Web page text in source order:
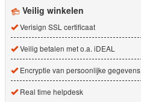
Veilig winkelen
Verisign SSL certificaat
Veilig betalen met o.a. iDEAL
Encryptie van persoonlijke gegevens
Real time helpdesk